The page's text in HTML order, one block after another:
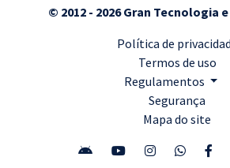
© 2012 - 2026 Gran Tecnologia
Política de
Termos de uso
Regulamentos
Segurança
Mapa do site